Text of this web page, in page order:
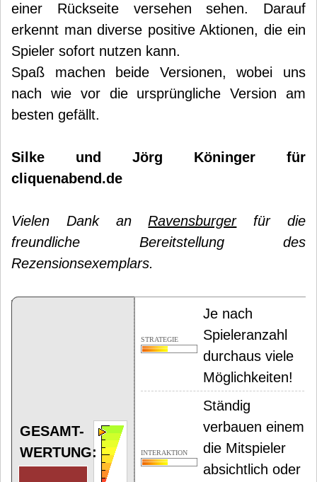
einer Rückseite versehen sehen. Darauf
erkennt man diverse positive Aktionen, die ein
Spieler sofort nutzen kann.
Spaß machen beide Versionen, wobei uns
nach wie vor die ursprüngliche Version am
besten gefällt.
Silke und Jörg Köninger für
cliquenabend.de
Vielen Dank anRavensburgerfür die
freundliche Bereitstellung des
Rezensionsexemplars.
STRATEGIE
Je nach
Spieleranzahl
durchaus viele
Möglichkeiten!
INTERAKTION
Ständig
verbauen einem
die Mitspieler
absichtlich oder
GESAMT-
WERTUNG: